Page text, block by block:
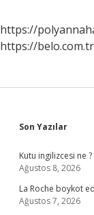
https://
https://belo.com.tr
Son Yazılar
Kutu ingilizcesi ne ?
Ağustos 8, 2026
La Roche boykot
Ağustos 7, 2026